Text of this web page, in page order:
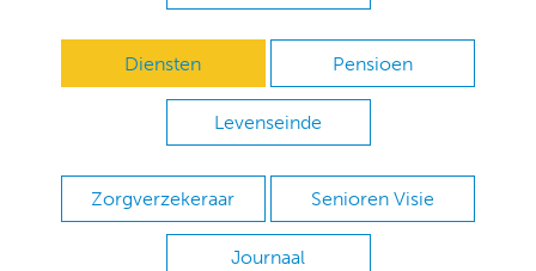
Diensten Pensioen
Levenseinde
Zorgverzekeraar Senioren Visie
Journaal